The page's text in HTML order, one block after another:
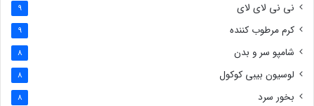
نی نی لای لای 9
کرم مرطوب کننده 9
شامپو سر و بدن 8
لوسیون بیبی کوکول 8
بخور سرد 8